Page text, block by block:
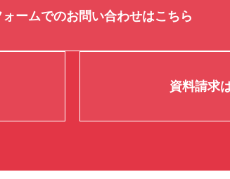
ォームでのお問い合わせはこちら
資料請求